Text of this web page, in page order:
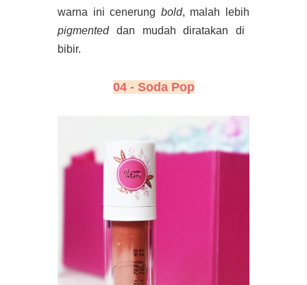
warna ini cenerung bold, malah lebih
pigmenteddan mudah diratakan di
bibir.
04 - Soda Pop